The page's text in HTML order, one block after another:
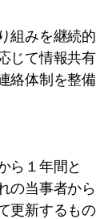
組みを継続的
じて情報共有
絡体制を整備
ら１年間と
の当事者から
更新するもの